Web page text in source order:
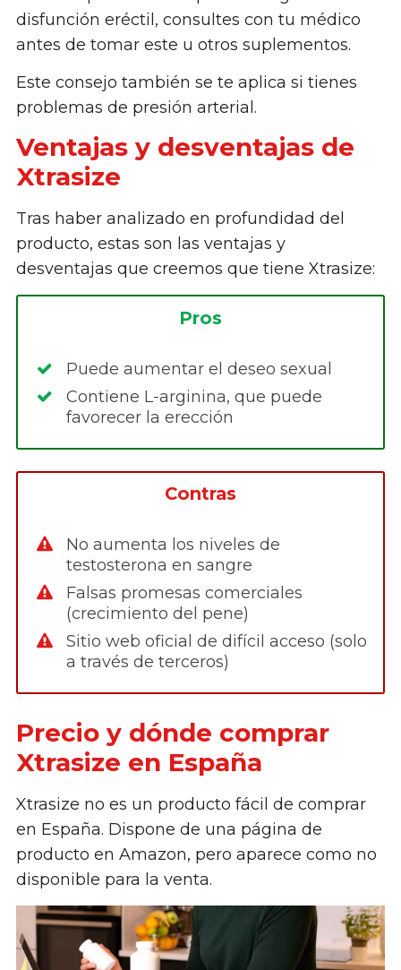
disfunción eréctil, consultes con tu médico
antes de tomar este u otros suplementos.
Este consejo también se te aplica si tienes
problemas de presión arterial.
Ventajas y desventajas de
Xtrasize
Tras haber analizado en profundidad del
producto, estas son las ventajas y
desventajas que creemos que tiene Xtrasize:
Pros
Puede aumentar el deseo sexual
Contiene L-arginina, que puede
favorecer la erección
Contras
No aumenta los niveles de
testosterona en sangre
Falsas promesas comerciales
(crecimiento del pene)
Sitio web oficial de difícil acceso (solo
a través de terceros)
Precio y dónde comprar
Xtrasize en España
Xtrasize no es un producto fácil de comprar
en España. Dispone de una página de
producto en Amazon, pero aparece como no
disponible para la venta.